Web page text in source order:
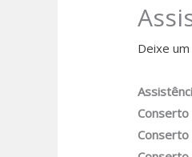
Deixe
Conserto
Conserto